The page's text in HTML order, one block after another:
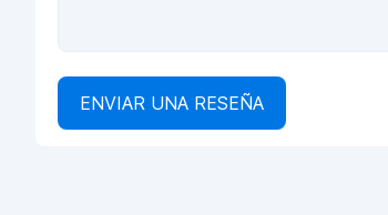
ENVIAR UNA RESEÑA